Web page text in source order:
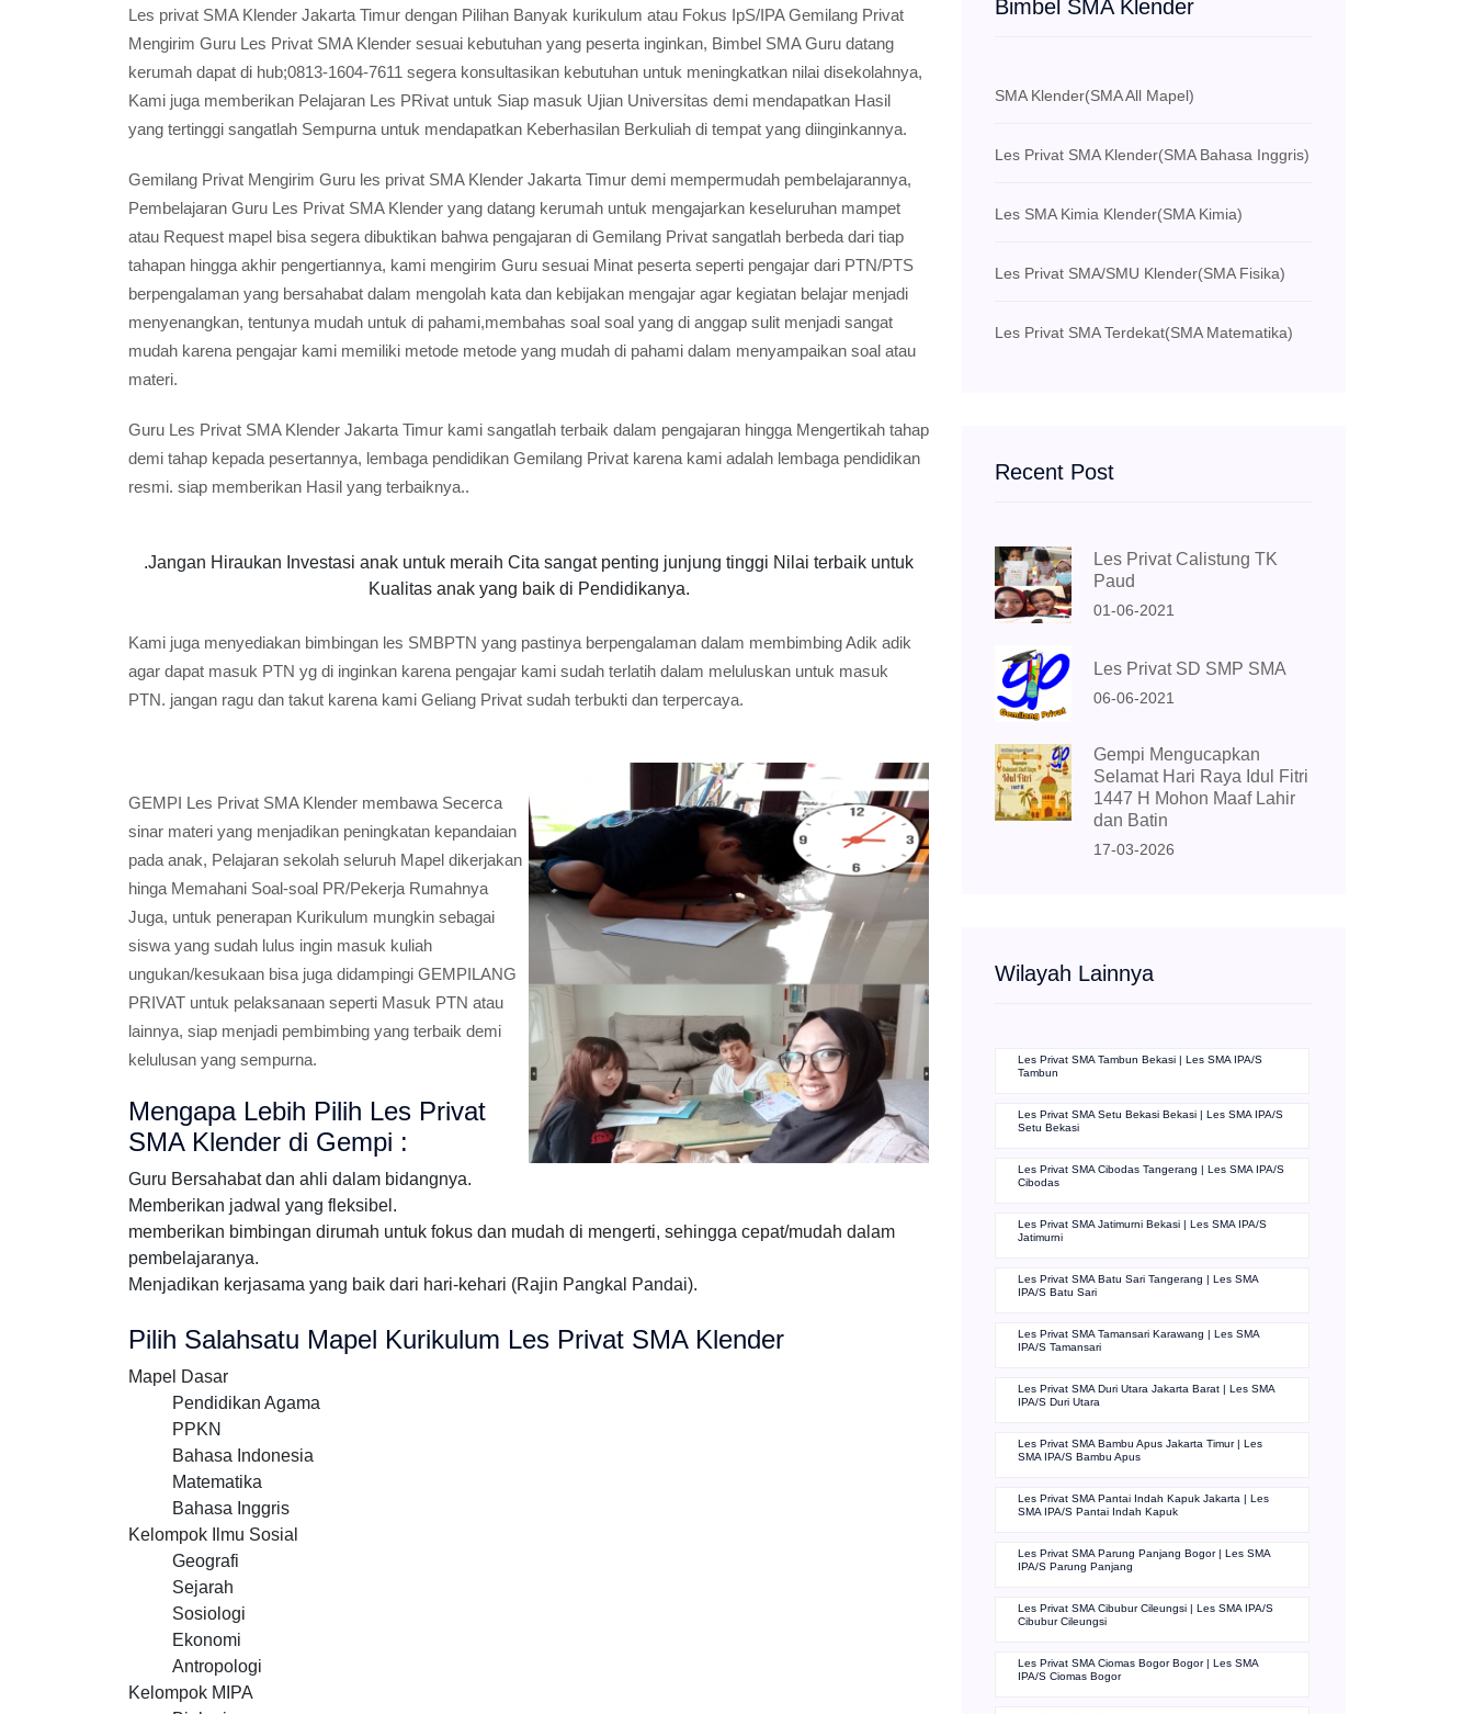
Les privat SMA Klender Jakarta Timur dengan Pilihan Banyak kurikulum atau Fokus IpS/IPA Gemilang Privat
Mengirim Guru Les Privat SMA Klender sesuai kebutuhan yang peserta inginkan, Bimbel SMA Guru datang
kerumah dapat di hub;0813-1604-7611 segera konsultasikan kebutuhan untuk meningkatkan nilai disekolahnya,
Kami juga memberikan Pelajaran Les PRivat untuk Siap masuk Ujian Universitas demi mendapatkan Hasil
yang tertinggi sangatlah Sempurna untuk mendapatkan Keberhasilan Berkuliah di tempat yang diinginkannya.
Gemilang Privat Mengirim Guru les privat SMA Klender Jakarta Timur demi mempermudah pembelajarannya,
Pembelajaran Guru Les Privat SMA Klender yang datang kerumah untuk mengajarkan keseluruhan mampet
atau Request mapel bisa segera dibuktikan bahwa pengajaran di Gemilang Privat sangatlah berbeda dari tiap
tahapan hingga akhir pengertiannya, kami mengirim Guru sesuai Minat peserta seperti pengajar dari PTN/PTS
berpengalaman yang bersahabat dalam mengolah kata dan kebijakan mengajar agar kegiatan belajar menjadi
menyenangkan, tentunya mudah untuk di pahami,membahas soal soal yang di anggap sulit menjadi sangat
mudah karena pengajar kami memiliki metode metode yang mudah di pahami dalam menyampaikan soal atau
materi.
Guru Les Privat SMA Klender Jakarta Timur kami sangatlah terbaik dalam pengajaran hingga Mengertikah tahap
demi tahap kepada pesertannya, lembaga pendidikan Gemilang Privat karena kami adalah lembaga pendidikan
resmi. siap memberikan Hasil yang terbaiknya..
.Jangan Hiraukan Investasi anak untuk meraih Cita sangat penting junjung tinggi Nilai terbaik untuk
Kualitas anak yang baik di Pendidikanya.
Kami juga menyediakan bimbingan les SMBPTN yang pastinya berpengalaman dalam membimbing Adik adik
agar dapat masuk PTN yg di inginkan karena pengajar kami sudah terlatih dalam meluluskan untuk masuk
PTN. jangan ragu dan takut karena kami Geliang Privat sudah terbukti dan terpercaya.
GEMPI Les Privat SMA Klender membawa Secerca
sinar materi yang menjadikan peningkatan kepandaian
pada anak, Pelajaran sekolah seluruh Mapel dikerjakan
hinga Memahani Soal-soal PR/Pekerja Rumahnya
Juga, untuk penerapan Kurikulum mungkin sebagai
siswa yang sudah lulus ingin masuk kuliah
ungukan/kesukaan bisa juga didampingi GEMPILANG
PRIVAT untuk pelaksanaan seperti Masuk PTN atau
lainnya, siap menjadi pembimbing yang terbaik demi
kelulusan yang sempurna.
Mengapa Lebih Pilih Les Privat
SMA Klender di Gempi :
Guru Bersahabat dan ahli dalam bidangnya.
Memberikan jadwal yang fleksibel.
memberikan bimbingan dirumah untuk fokus dan mudah di mengerti, sehingga cepat/mudah dalam
pembelajaranya.
Menjadikan kerjasama yang baik dari hari-kehari (Rajin Pangkal Pandai).
Pilih Salahsatu Mapel Kurikulum Les Privat SMA Klender
Mapel Dasar
Pendidikan Agama
PPKN
Bahasa Indonesia
Matematika
Bahasa Inggris
Kelompok Ilmu Sosial
Geografi
Sejarah
Sosiologi
Ekonomi
Antropologi
Kelompok MIPA
Bimbel SMA Klender
SMA Klender(SMA All Mapel)
Les Privat SMA Klender(SMA Bahasa Inggris)
Les SMA Kimia Klender(SMA Kimia)
Les Privat SMA/SMU Klender(SMA Fisika)
Les Privat SMA Terdekat(SMA Matematika)
Recent Post
Les Privat Calistung TK
Paud
01-06-2021
Les Privat SD SMP SMA
06-06-2021
Gempi Mengucapkan
Selamat Hari Raya Idul Fitri
1447 H Mohon Maaf Lahir
dan Batin
17-03-2026
Wilayah Lainnya
Les Privat SMA Tambun Bekasi | Les SMA IPA/S
Tambun
Les Privat SMA Setu Bekasi Bekasi | Les SMA IPA/S
Setu Bekasi
Les Privat SMA Cibodas Tangerang | Les SMA IPA/S
Cibodas
Les Privat SMA Jatimurni Bekasi | Les SMA IPA/S
Jatimurni
Les Privat SMA Batu Sari Tangerang | Les SMA
IPA/S Batu Sari
Les Privat SMA Tamansari Karawang | Les SMA
IPA/S Tamansari
Les Privat SMA Duri Utara Jakarta Barat | Les SMA
IPA/S Duri Utara
Les Privat SMA Bambu Apus Jakarta Timur | Les
SMA IPA/S Bambu Apus
Les Privat SMA Pantai Indah Kapuk Jakarta | Les
SMA IPA/S Pantai Indah Kapuk
Les Privat SMA Parung Panjang Bogor | Les SMA
IPA/S Parung Panjang
Les Privat SMA Cibubur Cileungsi | Les SMA IPA/S
Cibubur Cileungsi
Les Privat SMA Ciomas Bogor Bogor | Les SMA
IPA/S Ciomas Bogor